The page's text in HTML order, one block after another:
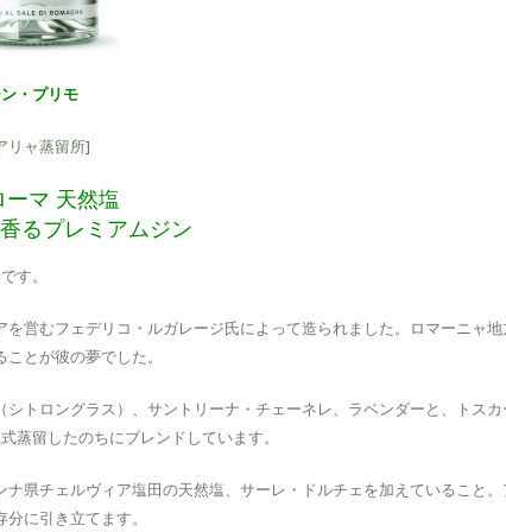
・プリモ
リャ蒸留所]
ーマ 天然塩
るプレミアムジン
す。
営むフェデリコ・ルガレージ氏によって造られました。ロマーニャ地
とが彼の夢でした。
トロングラス）、サントリーナ・チェーネレ、ラベンダーと、トスカ
蒸留したのちにブレンドしています。
県チェルヴィア塩田の天然塩、サーレ・ドルチェを加えていること。
に引き立てます。